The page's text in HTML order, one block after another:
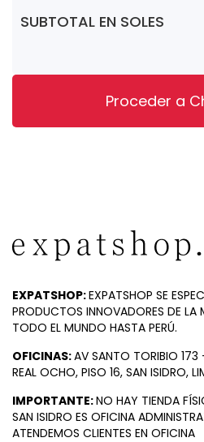
SUBTOTAL EN SOLES
EXPATSHOP:EXPATSHOP SE
PRODUCTOS INNOVADORES DE LA
TODO EL MUNDO HASTA PERÚ.
OFICINAS:AV SANTO TORIBIO 173
REAL OCHO, PISO 16, SAN ISIDRO,
IMPORTANTE:NO HAY TIENDA
SAN ISIDRO ES OFICINA
ATENDEMOS CLIENTES EN OFICINA